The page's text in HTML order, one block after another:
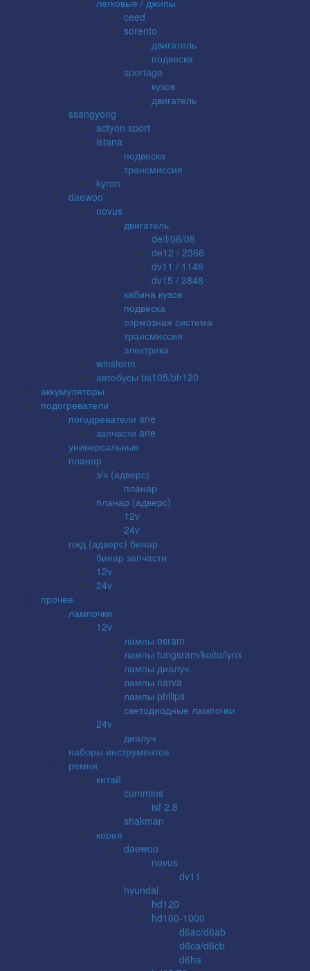
ceed
sorento
двигатель
подвеска
sportage
кузов
двигатель
ssangyong
actyon sport
istana
подвеска
трансмиссия
kyron
daewoo
novus
двигатель
de/l/06/08
de12 / 2366
dv11 / 1146
dv15 / 2848
кабина кузов
подвеска
тормозная система
трансмиссия
электрика
winstorm
автобусы bs105/bh120
аккумуляторы
подогреватели
погодреватели ane
запчасти ane
универсальные
планар
з/ч (адверс)
планар
планар (адверс)
12v
24v
пжд (адверс) бинар
бинар запчасти
12v
24v
прочее
лампочки
12v
лампы osram
лампы tungsram/koito/lynx
лампы диалуч
лампы narva
лампы philips
светодиодные лампочки
24v
диалуч
наборы инструментов
ремни
китай
cummins
isf 2.8
shakman
корея
daewoo
novus
dv11
hyundai
hd120
hd160-1000
d6ac/d6ab
d6ca/d6cb
d6ha